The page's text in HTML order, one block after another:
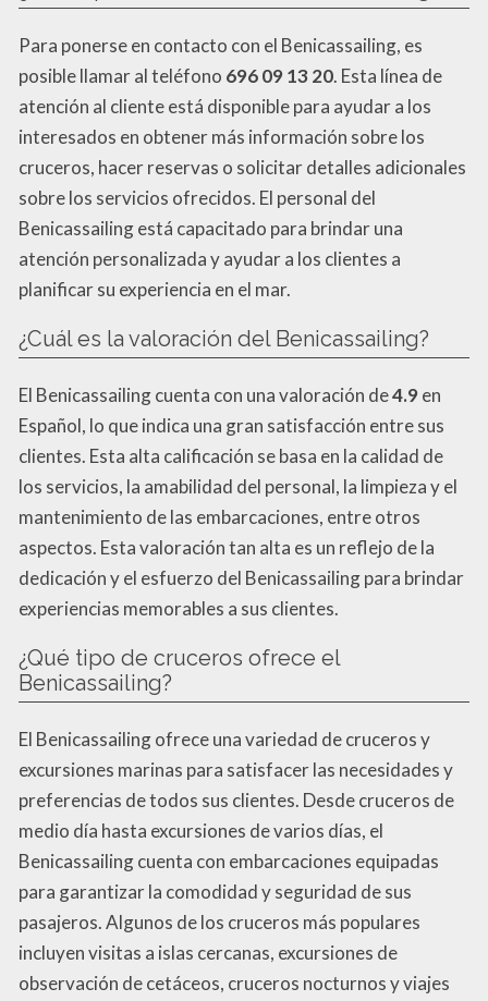
Para ponerse en contacto con el Benicassailing, es
posible llamar al teléfono 696 09 13 20. Esta línea de
atención al cliente está disponible para ayudar a los
interesados en obtener más información sobre los
cruceros, hacer reservas o solicitar detalles adicionales
sobre los servicios ofrecidos. El personal del
Benicassailing está capacitado para brindar una
atención personalizada y ayudar a los clientes a
planificar su experiencia en el mar.
¿Cuál es la valoración del Benicassailing?
El Benicassailing cuenta con una valoración de4.9 en
Español, lo que indica una gran satisfacción entre sus
clientes. Esta alta calificación se basa en la calidad de
los servicios, la amabilidad del personal, la limpieza y el
mantenimiento de las embarcaciones, entre otros
aspectos. Esta valoración tan alta es un reflejo de la
dedicación y el esfuerzo del Benicassailing para brindar
experiencias memorables a sus clientes.
¿Qué tipo de cruceros ofrece el
Benicassailing?
El Benicassailing ofrece una variedad de cruceros y
excursiones marinas para satisfacer las necesidades y
preferencias de todos sus clientes. Desde cruceros de
medio día hasta excursiones de varios días, el
Benicassailing cuenta con embarcaciones equipadas
para garantizar la comodidad y seguridad de sus
pasajeros. Algunos de los cruceros más populares
incluyen visitas a islas cercanas, excursiones de
observación de cetáceos, cruceros nocturnos y viajes